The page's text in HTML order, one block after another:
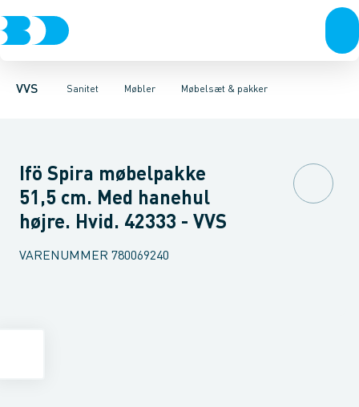
VVS Sanitet
Rør & fittingsPressfittings & rørKuglehaner & ventiler
Møbler
Toiletter, sæder og cisterner VaskeArmaturer
Møbelsæt & pakker
Møbelsæt & pakkerUnderskabeHøjskabeOverskabe
Ifö Spira møbelpakke
51,5 cm. Med hanehul
højre. Hvid. 42333 - VVS
VARENUMMER 780069240